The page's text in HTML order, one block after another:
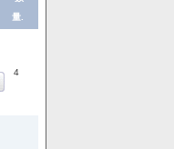
量.
4